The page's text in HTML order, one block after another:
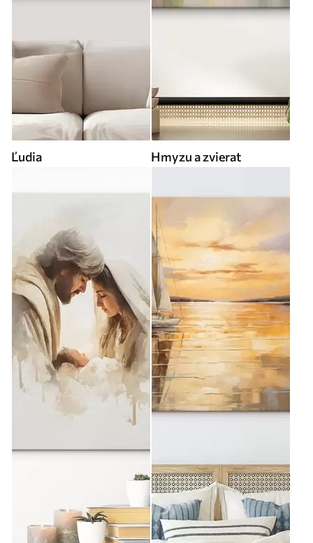
Ľudia Hmyzu a zvierat